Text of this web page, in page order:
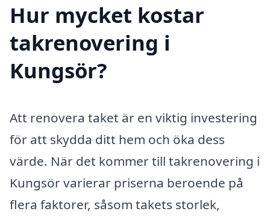
Hur mycket kostar
takrenovering i
Kungsör?
Att renovera taket är en viktig investering
för att skydda ditt hem och öka dess
värde. När det kommer till takrenovering i
Kungsör varierar priserna beroende på
flera faktorer, såsom takets storlek,